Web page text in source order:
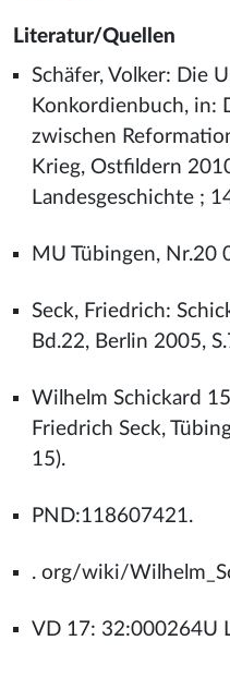
Literatur/Quellen
Schäfer, Volker: Die
Konkordienbuch, in:
zwischen
Krieg, Ostfildern
Landesgeschichte ;
MU Tübingen, Nr.20
Seck, Friedrich:
Bd.22, Berlin 2005,
Wilhelm Schickard
Friedrich Seck,
15).
PND:118607421.
. org/wiki/
VD 17: 32:000264U